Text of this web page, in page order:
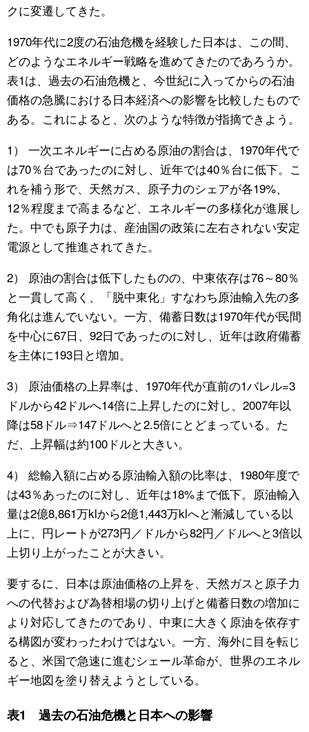
クに変遷してきた。
1970年代に2度の石油危機を経験した日本は、この間、
どのようなエネルギー戦略を進めてきたのであろうか。
表1は、過去の石油危機と、今世紀に入ってからの石油
価格の急騰における日本経済への影響を比較したもので
ある。これによると、次のような特徴が指摘できよう。
1） 一次エネルギーに占める原油の割合は、1970年代で
は70％台であったのに対し、近年では40％台に低下。こ
れを補う形で、天然ガス、原子力のシェアが各19%、
12％程度まで高まるなど、エネルギーの多様化が進展し
た。中でも原子力は、産油国の政策に左右されない安定
電源として推進されてきた。
2） 原油の割合は低下したものの、中東依存は76～80％
と一貫して高く、「脱中東化」すなわち原油輸入先の多
角化は進んでいない。一方、備蓄日数は1970年代が民間
を中心に67日、92日であったのに対し、近年は政府備蓄
を主体に193日と増加。
3） 原油価格の上昇率は、1970年代が直前の1バレル=3
ドルから42ドルへ14倍に上昇したのに対し、2007年以
降は58ドル⇒147ドルへと2.5倍にとどまっている。た
だ、上昇幅は約100ドルと大きい。
4） 総輸入額に占める原油輸入額の比率は、1980年度で
は43％あったのに対し、近年は18%まで低下。原油輸入
量は2億8,861万klから2億1,443万klへと漸減している以
上に、円レートが273円／ドルから82円／ドルへと3倍以
上切り上がったことが大きい。
要するに、日本は原油価格の上昇を、天然ガスと原子力
への代替および為替相場の切り上げと備蓄日数の増加に
より対応してきたのであり、中東に大きく原油を依存す
る構図が変わったわけではない。一方、海外に目を転じ
ると、米国で急速に進むシェール革命が、世界のエネル
ギー地図を塗り替えようとしている。
表1 過去の石油危機と日本への影響